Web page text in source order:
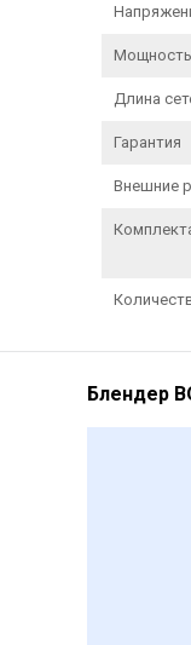
Мощность
Длина
Гарантия
Внешние
Блендер